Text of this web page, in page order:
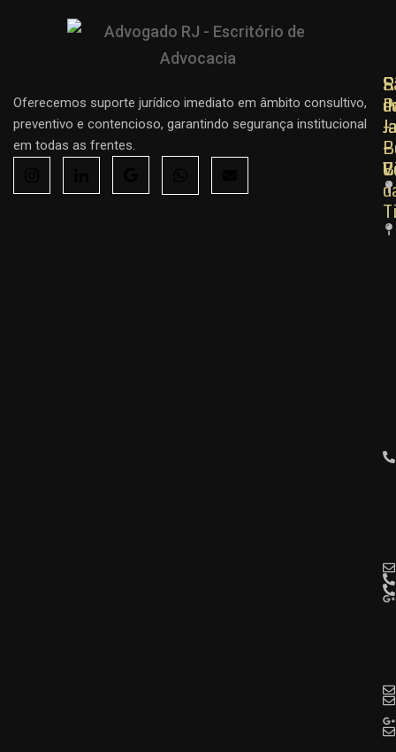
Oferecemos suporte jurídico imediato em âmbito consultivo,
preventivo e contencioso, garantindo segurança institucional
em todas as frentes.
–
–
–